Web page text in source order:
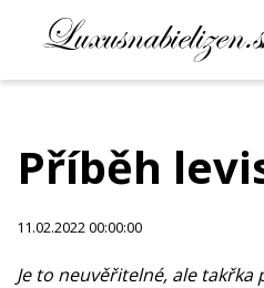
Příběh
11.02.2022 00:00:00
Je to neuvěřitelné, ale takřka